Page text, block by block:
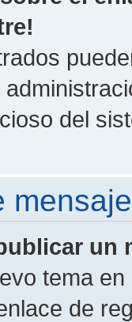
del
un
tema
de